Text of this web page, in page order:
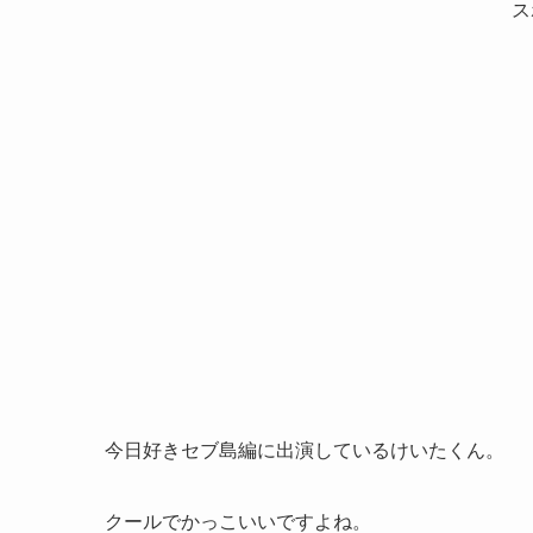
今日好きセブ島編に出演しているけいたくん。
クールでかっこいいですよね。